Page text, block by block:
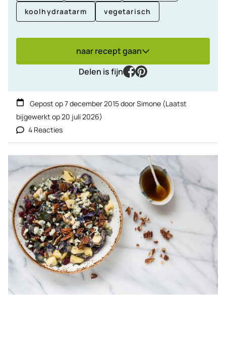
koolhydraatarm vegetarisch
naar recept gaan
Delen is fijn
facebook
pinterest
Gepost op7 december 2015doorSimone (Laatst
bijgewerkt op20 juli 2026)
4 Reacties